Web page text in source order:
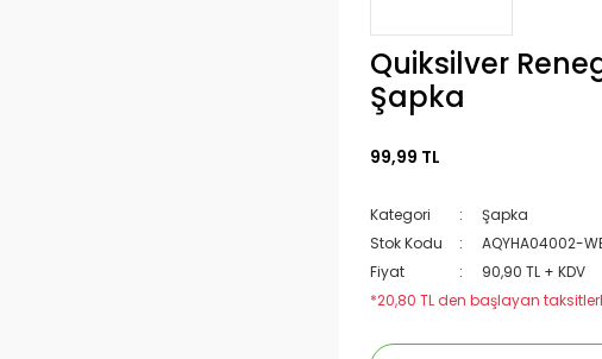
Quiksilver
Şapka
99,99 TL
Kategori
Şapka
Stok Kodu
AQYHA04002-
Fiyat
90,90 TL + KDV
*20,80 TL den başlayan